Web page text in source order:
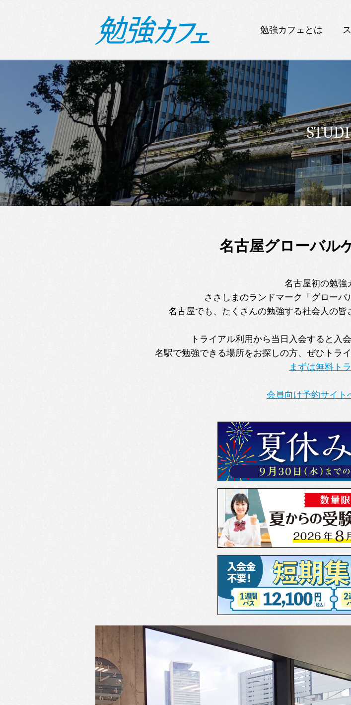
勉強カフェとは
名古屋グローバル
名古屋初の勉強
ささしまのランドマーク「グローバ
名古屋でも、たくさんの勉強する社会人の皆
トライアル利用から当日入会すると入
名駅で勉強できる場所をお探しの方、ぜひトラ
まずは無料ト
会員向け予約サイト